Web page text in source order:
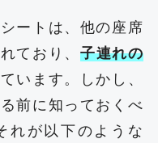
ートは、他の座席
ており、 子連れの
います。しかし、
前に知っておくべ
れが以下のような